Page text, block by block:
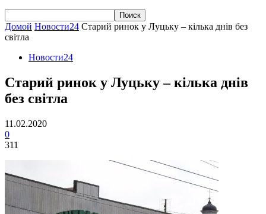
Домой Новости24 Старий ринок у Луцьку – кілька днів без
світла
Новости24
Старий ринок у Луцьку – кілька днів
без світла
11.02.2020
0
311